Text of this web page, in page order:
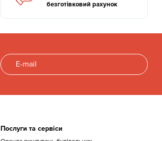
безготівковий рахунок
Послуги та сервіси